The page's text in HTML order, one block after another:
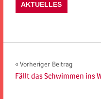
AKTUELLES
Vorheriger Beitrag
Fällt das Schwimmen ins